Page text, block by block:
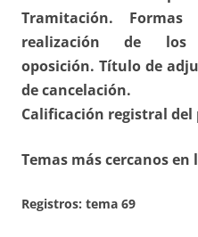
Tramitación.
realización de
oposición. Título de
de cancelación.
Calificación registral
Temas más cercanos
Registros: tema 69